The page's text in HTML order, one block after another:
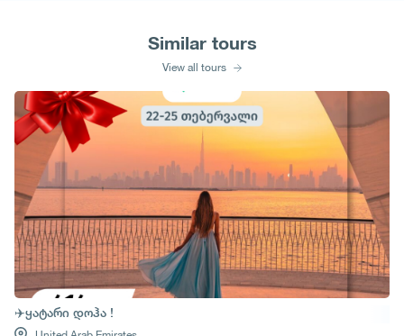
Similar tours
View all tours
✈️ყატარი დოჰა !